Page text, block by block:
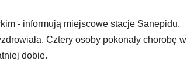
- informują miejscowe stacje Sanepidu.
Cztery osoby pokonały chorobę w
dobie.